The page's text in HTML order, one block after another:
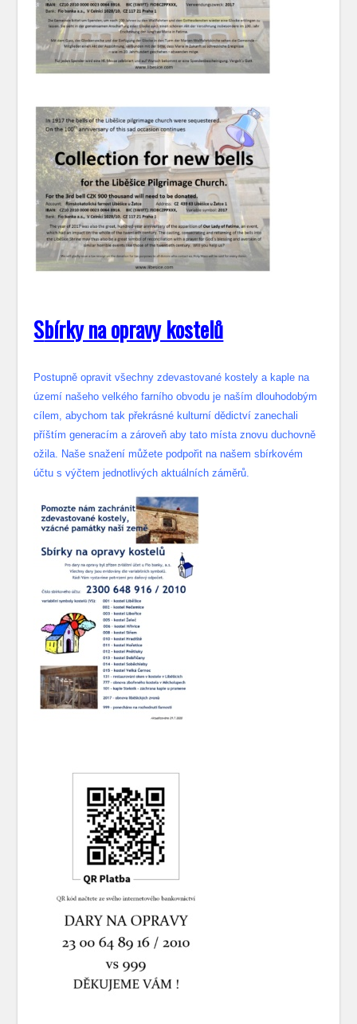
Sbírky na opravy kostelů
Postupně opravit všechny zdevastované kostely a kaple na
území našeho velkého farního obvodu je naším dlouhodobým
cílem, abychom tak překrásné kulturní dědictví zanechali
příštím generacím a zároveň aby tato místa znovu duchovně
ožila. Naše snažení můžete podpořit na našem sbírkovém
účtu s výčtem jednotlivých aktuálních záměrů.